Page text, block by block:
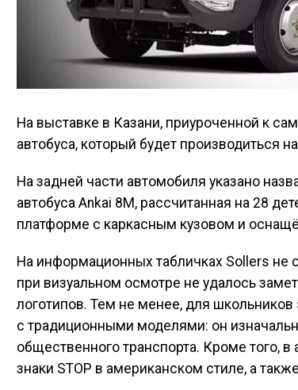
На выставке в Казани, приуроченной к
автобуса, который будет производиться
На задней части автомобиля указано
автобуса Ankai 8M, рассчитанная на 28
платформе с каркасным кузовом и
На информационных табличках Sollers
при визуальном осмотре не удалось
логотипов. Тем не менее, для
с традиционными моделями: он
общественного транспорта. Кроме того,
знаки STOP в американском стиле, а